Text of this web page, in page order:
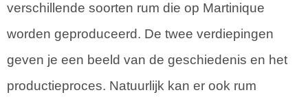
verschillende soorten rum die op Martinique
worden geproduceerd. De twee verdiepingen
geven je een beeld van de geschiedenis en het
productieproces. Natuurlijk kan er ook rum